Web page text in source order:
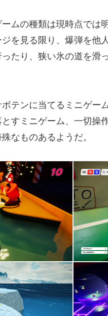
ムの種類は現時点では
を見る限り、爆弾を他
たり、狭い氷の道を滑
テンに当てるミニゲー
すミニゲーム、一切操
なものあるようだ。